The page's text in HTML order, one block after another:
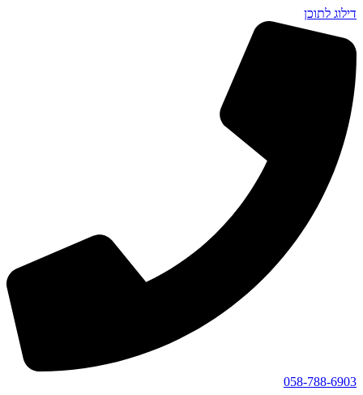
דילוג לתוכן
058-788-6903